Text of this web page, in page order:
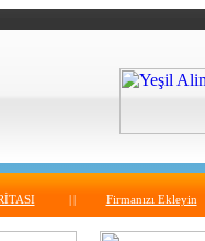
Firmanızı Ekleyin